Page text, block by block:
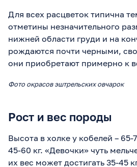
Для всех расцветок типична
отметины незначительного
нижней области груди и на
рождаются почти черными,
они приобретают примерно к
Фото окрасов эштрельских овчарок
Рост и вес породы
Высота в холке у кобелей – 65-
45-60 кг. «Девочки» чуть
их вес может достигать 35-45